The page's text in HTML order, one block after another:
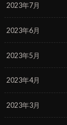
2023年7月
2023年6月
2023年5月
2023年4月
2023年3月